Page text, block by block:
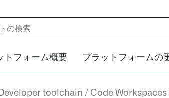
トフォーム概要 プラットフォームの
Developer toolchain Code Workspaces